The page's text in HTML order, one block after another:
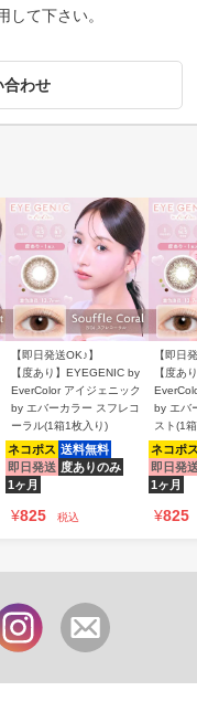
て下さい。
合わせ
【即日発送OK♪】
【度あり】EYEGENIC by
EverColor アイジェニック
by エバーカラー スフレコ
ーラル(1箱1枚入り)
ネコポス 送料無料
即日発送 度ありのみ
1ヶ月
¥825 税込
【即日
【度あ
by エバ
スト(1
ネコポ
即日発
1ヶ月
¥825